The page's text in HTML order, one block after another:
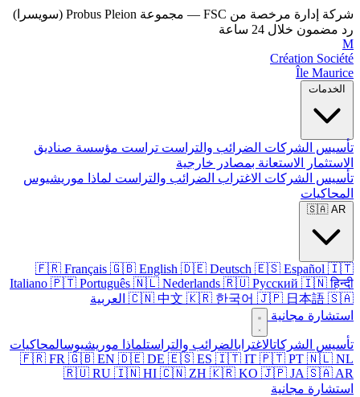
شركة إدارة مرخصة من FSC — مجموعة Probus Pleion (سويسرا)
رد مضمون خلال 24 ساعة
M
Création Société
Île Maurice
الخدمات
تأسيس الشركات الضرائب والتراست تراست مؤسسة صناديق
الاستثمار
الاستعانة بمصادر خارجية
تأسيس الشركات الاغتراب الضرائب والتراست لماذا موريشيوس
المحاكيات
🇸🇦 AR
🇫🇷 Français 🇬🇧 English 🇩🇪 Deutsch 🇪🇸 Español 🇮🇹
Italiano 🇵🇹 Português 🇳🇱 Nederlands 🇷🇺 Русский 🇮🇳 हिन्दी
🇨🇳 中文 🇰🇷 한국어 🇯🇵 日本語 🇸🇦 العربية
استشارة مجانية
تأسيس الشركاتالاغترابالضرائب والتراستلماذا موريشيوسالمحاكيات
🇫🇷 FR 🇬🇧 EN 🇩🇪 DE 🇪🇸 ES 🇮🇹 IT 🇵🇹 PT 🇳🇱 NL
🇷🇺 RU 🇮🇳 HI 🇨🇳 ZH 🇰🇷 KO 🇯🇵 JA 🇸🇦 AR
استشارة مجانية